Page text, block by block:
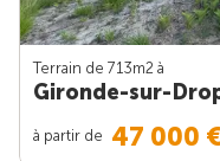
Terrain de 713m2 à
Gironde-sur-
à partir de 47 000 €